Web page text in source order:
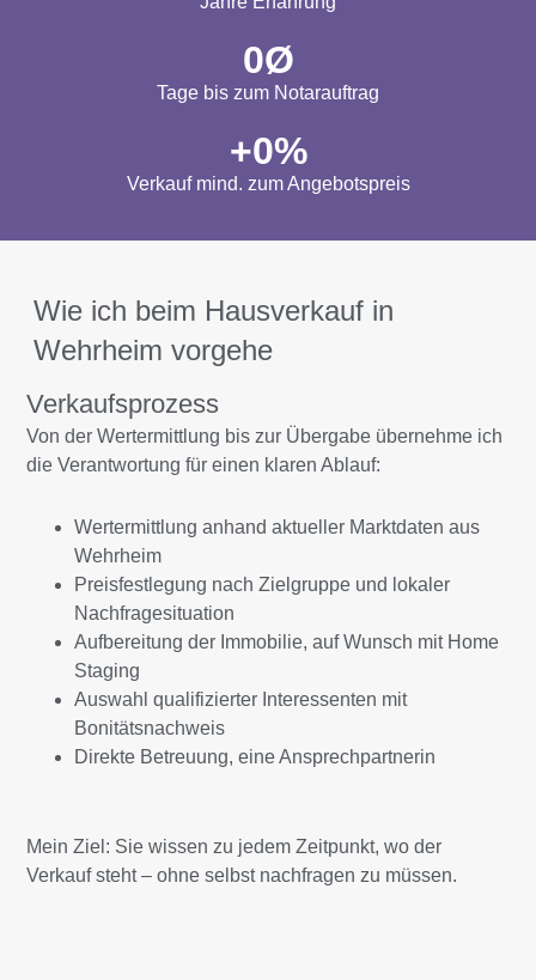
Tage bis zum Notarauftrag
0Ø
Verkauf mind. zum Angebotspreis
+0%
Wie ich beim Hausverkauf in
Wehrheim vorgehe
Verkaufsprozess
Von der Wertermittlung bis zur Übergabe übernehme ich
die Verantwortung für einen klaren Ablauf:
Wertermittlung anhand aktueller Marktdaten aus
Wehrheim
Preisfestlegung nach Zielgruppe und lokaler
Nachfragesituation
Aufbereitung der Immobilie, auf Wunsch mit Home
Staging
Auswahl qualifizierter Interessenten mit
Bonitätsnachweis
Direkte Betreuung, eine Ansprechpartnerin
Mein Ziel: Sie wissen zu jedem Zeitpunkt, wo der
Verkauf steht – ohne selbst nachfragen zu müssen.